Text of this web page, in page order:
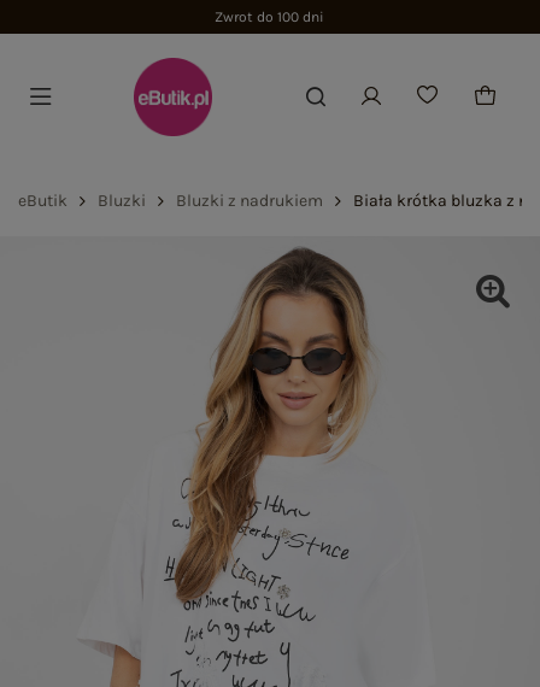
Zwrot do 100 dni
eButik Bluzki Bluzki z nadrukiem Biała krótka bluzka z